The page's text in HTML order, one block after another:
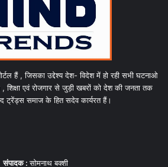
हैं , जिसका उद्देश्य देश- विदेश में हो रही सभी घटनाओ
एवं रोजगार से जुड़ी खबरों को देश की जनता तक
ट्रेंड्स समाज के हित सदेव कार्यरत हैं।
संपादक :सोमनाथ बक्शी